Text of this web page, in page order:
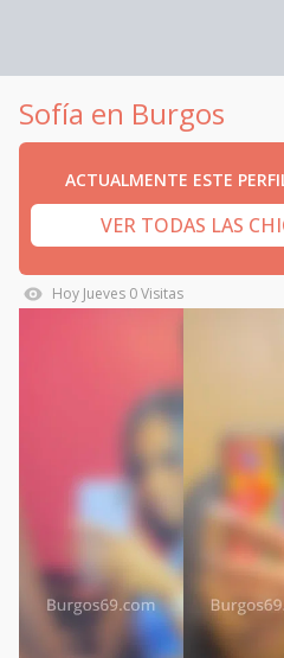
Sofía en Burgos
ACTUALMENTE ESTE
VER TODAS LAS
Hoy Jueves 0Visitas